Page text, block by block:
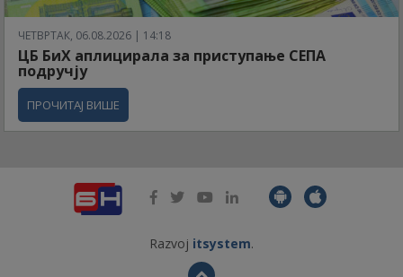
ЧЕТВРТАК, 06.08.2026 | 14:18
ЦБ БиХ аплицирала за приступање СЕПА
подручју
ПРОЧИТАЈ ВИШЕ
Razvoj itsystem.